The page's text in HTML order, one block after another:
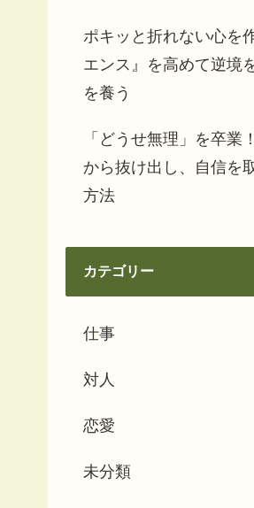
ポキッと折れない心を
エンス』を高めて逆境
を養う
「どうせ無理」を卒業
から抜け出し、自信を
方法
カテゴリー
仕事
対人
恋愛
未分類